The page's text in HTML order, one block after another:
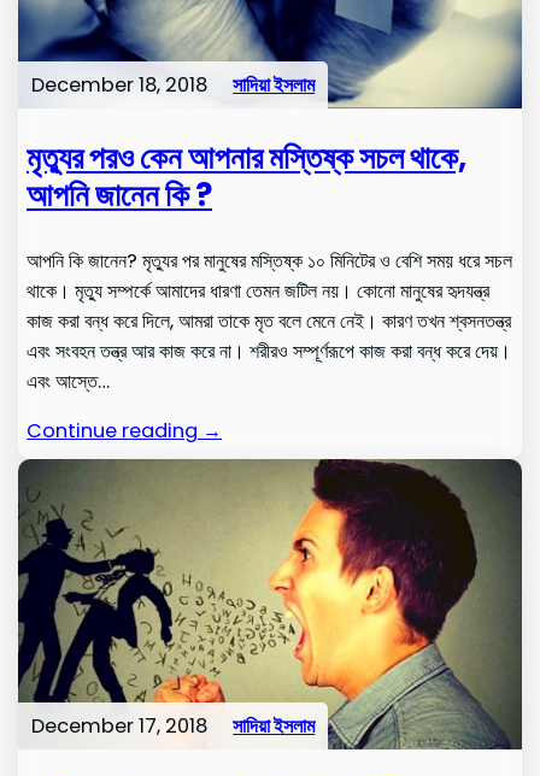
December 18, 2018 সাদিয়া ইসলাম
মৃত্যুর পরও কেন আপনার মস্তিষ্ক সচল থাকে,
আপনি জানেন কি ?
আপনি কি জানেন? মৃত্যুর পর মানুষের মস্তিষ্ক ১০ মিনিটের ও বেশি সময় ধরে সচল
থাকে। মৃত্যু সম্পর্কে আমাদের ধারণা তেমন জটিল নয়। কোনো মানুষের হৃদযন্ত্র
কাজ করা বন্ধ করে দিলে, আমরা তাকে মৃত বলে মেনে নেই। কারণ তখন শ্বসনতন্ত্র
এবং সংবহন তন্ত্র আর কাজ করে না। শরীরও সম্পূর্ণরূপে কাজ করা বন্ধ করে দেয়।
এবং আস্তে…
Continue reading →
December 17, 2018 সাদিয়া ইসলাম